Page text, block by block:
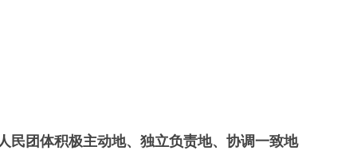
民团体积极主动地、独立负责地、协调一致地